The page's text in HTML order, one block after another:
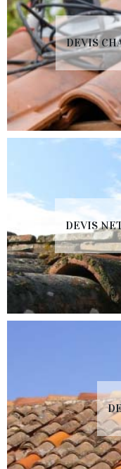
DEVIS
DEVIS